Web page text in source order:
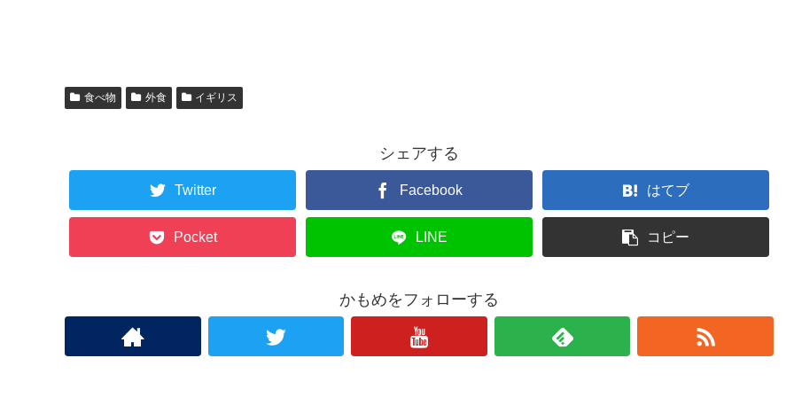
食べ物 外食 イギリス
シェアする
Twitter Facebook はてブ
Pocket LINE コピー
かもめをフォローする